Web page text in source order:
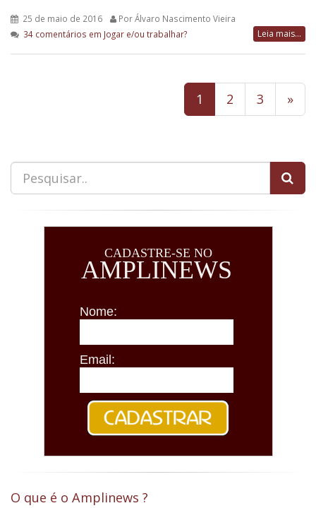
25 de maio de 2016
Por Álvaro Nascimento Vieira
34 comentários em Jogar e/ou trabalhar? Leia mais...
1 2 3 »
CADASTRE-SE NO
AMPLINEWS
Nome:
Email:
O que é o Amplinews ?